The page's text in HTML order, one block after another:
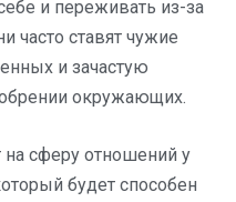
и переживать из-за
часто ставят чужие
и зачастую
окружающих.
сферу отношений у
будет способен